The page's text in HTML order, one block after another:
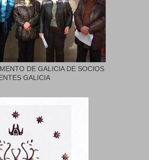
DE GALICIA DE SOCIOS
GALICIA